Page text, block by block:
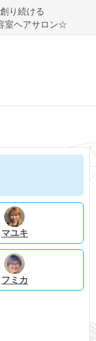
り続ける
室ヘアサロン☆
マユキ
フミカ